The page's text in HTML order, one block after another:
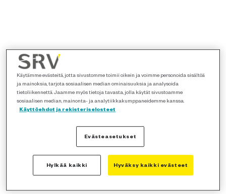
Käytämme evästeitä, jotta sivustomme toimii oikein ja voimme personoida sisältöä
ja mainoksia, tarjota sosiaalisen median ominaisuuksia ja analysoida
tietoliikennettä. Jaamme myös tietoja tavasta, jolla käytät sivustoamme
sosiaalisen median, mainonta- ja analytiikkakumppaneidemme kanssa.
Käyttöehdot ja rekisteriselosteet
Evästeasetukset
Hylkää kaikki Hyväksy kaikki evästeet